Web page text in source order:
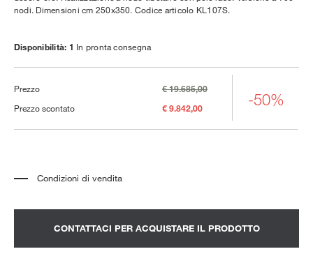
nodi. Dimensioni cm 250x350. Codice articolo KL107S.
Disponibilità: 1 In pronta consegna
Prezzo
€ 19.685,00
Prezzo scontato
€ 9.842,00 -50%
Condizioni di vendita
essere quotato separatamente.
Trasporto e assemblaggio esclusi.
nello showroom.
CONTATTACI PER ACQUISTARE IL PRODOTTO